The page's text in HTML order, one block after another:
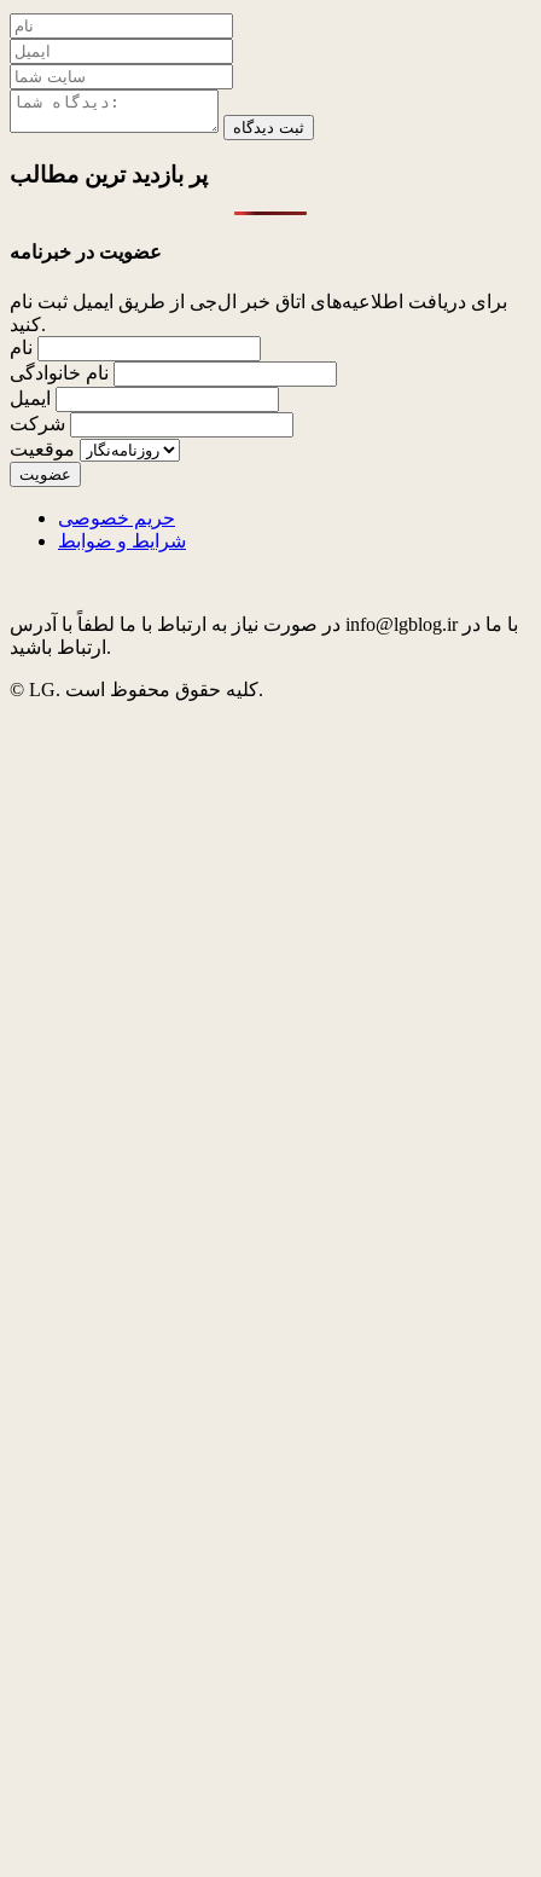
ثبت دیدگاه
پر بازدید ترین مطالب
عضویت در خبرنامه
برای دریافت اطلاعیه‌های اتاق خبر ال‌جی از طریق ایمیل ثبت نام
کنید.
نام
نام خانوادگی
ایمیل
شرکت
موقعیت
حریم خصوصی
شرایط و ضوابط
در صورت نیاز به ارتباط با ما لطفاً با آدرس info@lgblog.ir با ما در
ارتباط باشید.
© LG. کلیه حقوق محفوظ است.